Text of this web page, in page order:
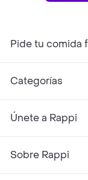
Pide tu comida
Categorías
Únete a Rappi
Sobre Rappi